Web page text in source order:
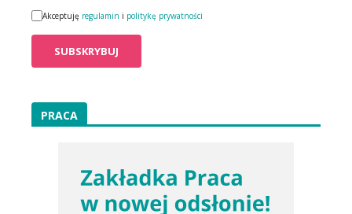
Akceptuję regulamin i politykę prywatności
PRACA